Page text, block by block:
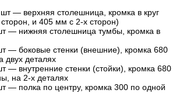
— верхняя столешница, кромка в круг
и 405 мм с 2-х сторон)
— нижняя столешница тумбы, кромка в
— боковые стенки (внешние), кромка 680
двух деталях
— внутренние стенки (стойки), кромка 680
на 2-х деталях
— полка по центру, кромка 300 по одной